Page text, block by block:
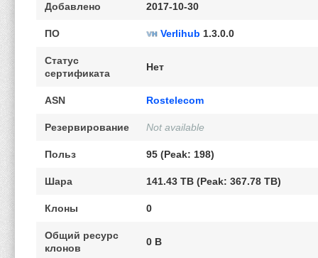
Добавлено 2017-10-30
ПО Verlihub 1.3.0.0
Статус
сертификата
Нет
ASN Rostelecom
Резервирование Not available
Польз 95 (Peak: 198)
Шара 141.43 TB (Peak: 367.78 TB)
Клоны 0
Общий ресурс
клонов
0 B